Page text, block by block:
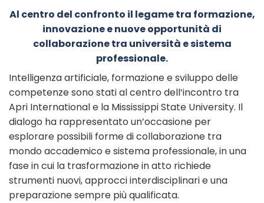
Al centro del confronto il legame tra formazione,
innovazione e nuove opportunità di
collaborazione tra università e sistema
professionale.
Intelligenza artificiale, formazione e sviluppo delle
competenze sono stati al centro dell’incontro tra
Apri International e la Mississippi State University. Il
dialogo ha rappresentato un’occasione per
esplorare possibili forme di collaborazione tra
mondo accademico e sistema professionale, in una
fase in cui la trasformazione in atto richiede
strumenti nuovi, approcci interdisciplinari e una
preparazione sempre più qualificata.